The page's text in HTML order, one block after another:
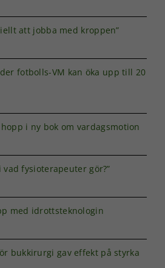
att jobba med kroppen”
fotbolls-VM kan öka upp till 20
i ny bok om vardagsmotion
vad fysioterapeuter gör?”
med idrottsteknologin
bukkirurgi gav effekt på styrka
funktionalitet
att försvinna
hemsidan.
Genom att dela
med dig av dina
intressen och ditt
surfar ökar du
chansen att få se